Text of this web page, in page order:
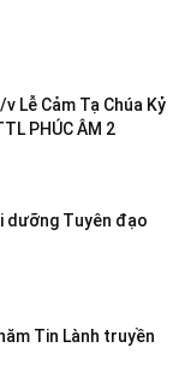
Lễ Cảm Tạ Chúa Kỷ
PHÚC ÂM 2
dưỡng Tuyên đạo
Tin Lành truyền